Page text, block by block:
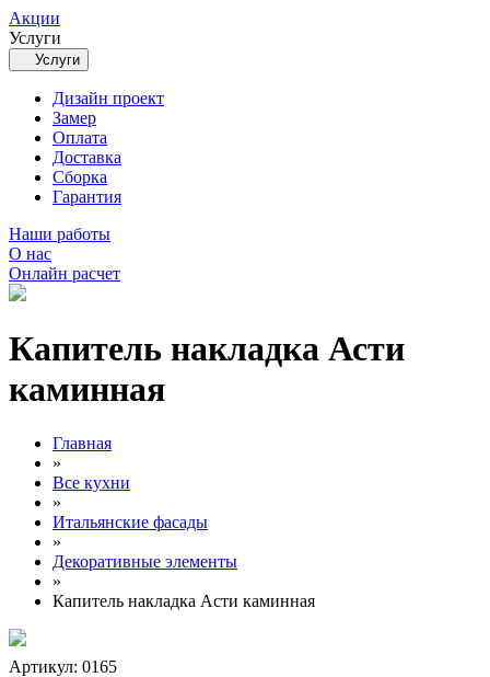
Акции
Услуги
Услуги
Дизайн проект
Замер
Оплата
Доставка
Сборка
Гарантия
Наши работы
О нас
Онлайн расчет
Капитель накладка Асти
каминная
Главная
»
Все кухни
»
Итальянские фасады
»
Декоративные элементы
»
Капитель накладка Асти каминная
Артикул: 0165